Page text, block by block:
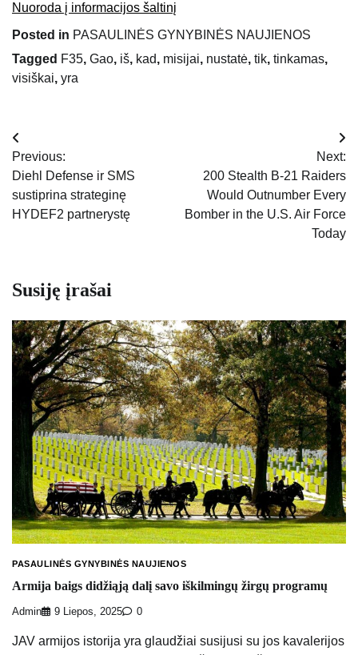
Nuoroda į informacijos šaltinį
Posted in PASAULINĖS GYNYBINĖS NAUJIENOS
Tagged F35, Gao, iš, kad, misijai, nustatė, tik, tinkamas,
visiškai, yra
Navigacija
tarp
įrašų
Previous:
Diehl Defense ir SMS
sustiprina strateginę
HYDEF2 partnerystę
Next:
200 Stealth B-21 Raiders
Would Outnumber Every
Bomber in the U.S. Air Force
Today
Susiję įrašai
PASAULINĖS GYNYBINĖS NAUJIENOS
Armija baigs didžiąją dalį savo iškilmingų žirgų programų
Admin 9 Liepos, 2025 0
JAV armijos istorija yra glaudžiai susijusi su jos kavalerijos